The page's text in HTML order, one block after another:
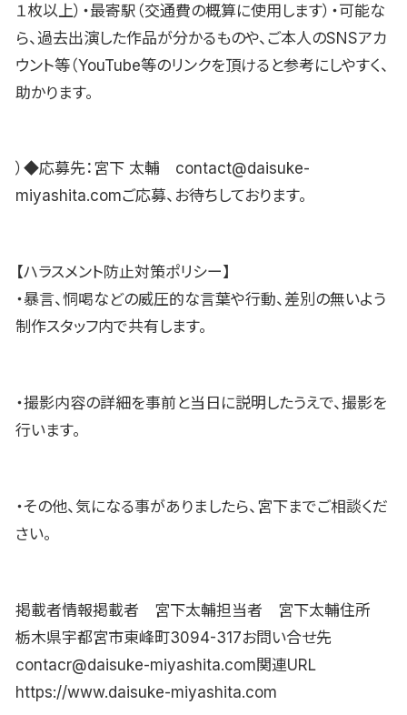
１枚以上）・最寄駅（交通費の概算に使用します）・可能な
ら、過去出演した作品が分かるものや、ご本人のSNSアカ
ウント等（YouTube等のリンクを頂けると参考にしやすく、
助かります。
）◆応募先：宮下 太輔 contact@daisuke-
miyashita.comご応募、お待ちしております。
【ハラスメント防止対策ポリシー】
・暴言、恫喝などの威圧的な言葉や行動、差別の無いよう
制作スタッフ内で共有します。
・撮影内容の詳細を事前と当日に説明したうえで、撮影を
行います。
・その他、気になる事がありましたら、宮下までご相談くだ
さい。
掲載者情報掲載者 宮下太輔担当者 宮下太輔住所
栃木県宇都宮市東峰町3094-317お問い合せ先
contacr@daisuke-miyashita.com関連URL
https://www.daisuke-miyashita.com